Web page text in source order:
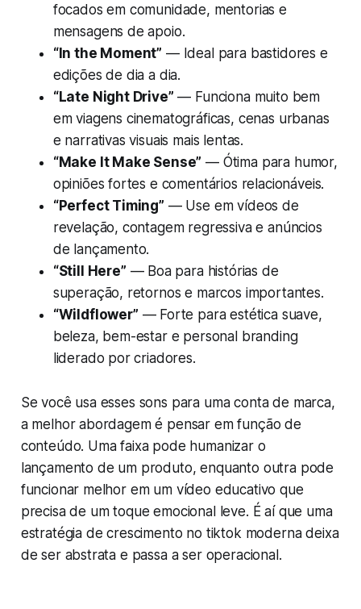
focados em comunidade, mentorias e
mensagens de apoio.
“In the Moment” — Ideal para bastidores e
edições de dia a dia.
“Late Night Drive” — Funciona muito bem
em viagens cinematográficas, cenas urbanas
e narrativas visuais mais lentas.
“Make It Make Sense” — Ótima para humor,
opiniões fortes e comentários relacionáveis.
“Perfect Timing” — Use em vídeos de
revelação, contagem regressiva e anúncios
de lançamento.
“Still Here” — Boa para histórias de
superação, retornos e marcos importantes.
“Wildflower” — Forte para estética suave,
beleza, bem-estar e personal branding
liderado por criadores.
Se você usa esses sons para uma conta de marca,
a melhor abordagem é pensar em função de
conteúdo. Uma faixa pode humanizar o
lançamento de um produto, enquanto outra pode
funcionar melhor em um vídeo educativo que
precisa de um toque emocional leve. É aí que uma
estratégia de crescimento no tiktok moderna deixa
de ser abstrata e passa a ser operacional.